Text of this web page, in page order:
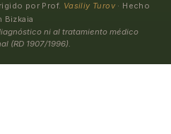
por Prof. Vasiliy Turov · Hecho
Bizkaia
ni al tratamiento médico
(RD 1907/1996).